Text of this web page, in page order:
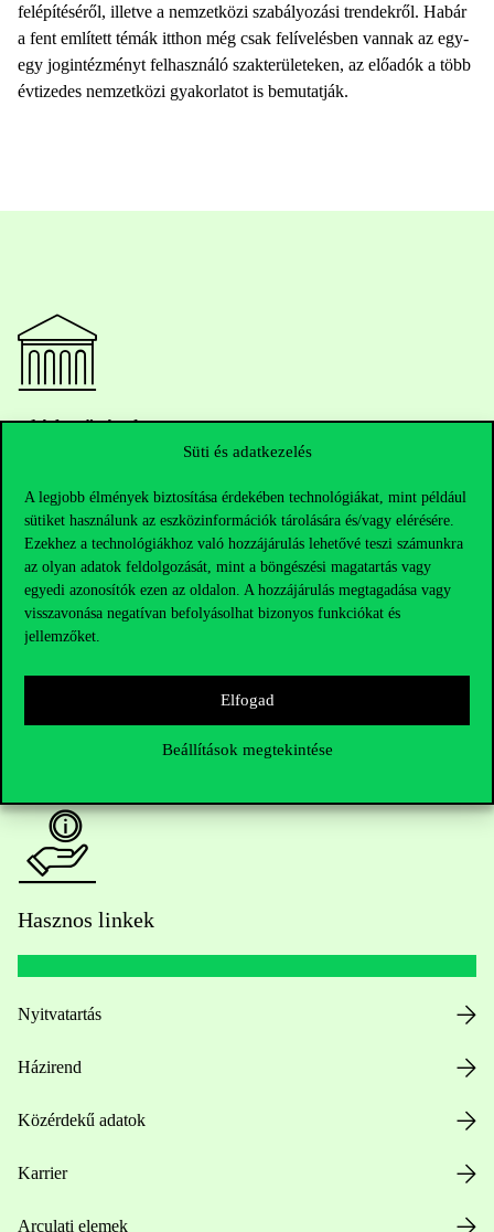
Süti és adatkezelés
A legjobb élmények biztosítása érdekében technológiákat, mint például
sütiket használunk az eszközinformációk tárolására és/vagy elérésére.
Ezekhez a technológiákhoz való hozzájárulás lehetővé teszi számunkra
az olyan adatok feldolgozását, mint a böngészési magatartás vagy
egyedi azonosítók ezen az oldalon. A hozzájárulás megtagadása vagy
visszavonása negatívan befolyásolhat bizonyos funkciókat és
jellemzőket.
Elfogad
Beállítások megtekintése
felépítéséről, illetve a nemzetközi szabályozási trendekről. Habár
a fent említett témák itthon még csak felívelésben vannak az egy-
egy jogintézményt felhasználó szakterületeken, az előadók a több
évtizedes nemzetközi gyakorlatot is bemutatják.
Elérhetőségek
Telefonszám:+36 1 482 5000
Kérdésed van a felvételivel kapcsolatban?
Oktatói elérhetőségek
Hasznos linkek
Nyitvatartás
Házirend
Közérdekű adatok
Karrier
Arculati elemek